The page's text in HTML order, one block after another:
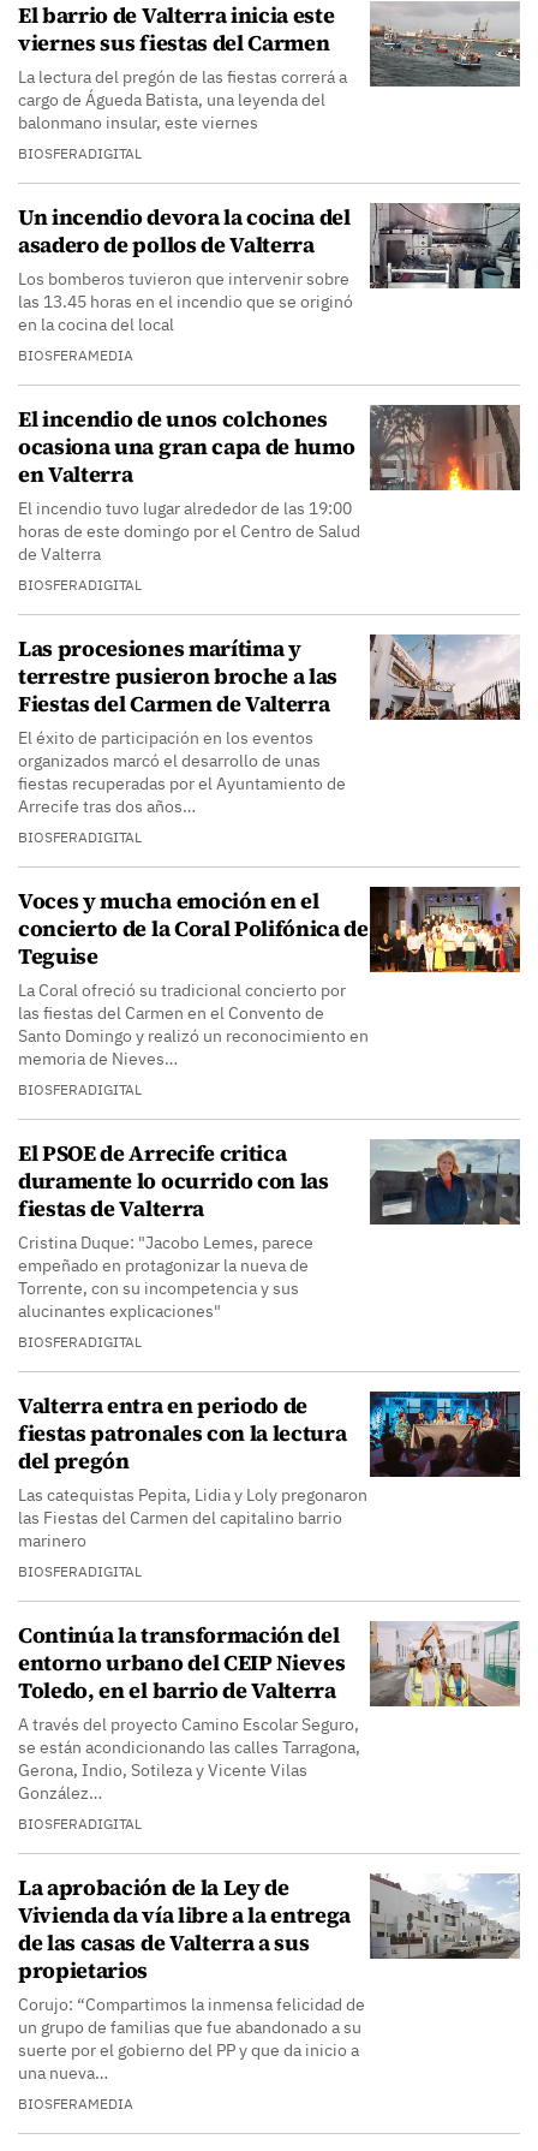
El barrio de Valterra inicia este
viernes sus fiestas del Carmen
La lectura del pregón de las fiestas correrá a
cargo de Águeda Batista, una leyenda del
balonmano insular, este viernes
BIOSFERADIGITAL
Un incendio devora la cocina del
asadero de pollos de Valterra
Los bomberos tuvieron que intervenir sobre
las 13.45 horas en el incendio que se originó
en la cocina del local
BIOSFERAMEDIA
El incendio de unos colchones
ocasiona una gran capa de humo
en Valterra
El incendio tuvo lugar alrededor de las 19:00
horas de este domingo por el Centro de Salud
de Valterra
BIOSFERADIGITAL
Las procesiones marítima y
terrestre pusieron broche a las
Fiestas del Carmen de Valterra
El éxito de participación en los eventos
organizados marcó el desarrollo de unas
fiestas recuperadas por el Ayuntamiento de
Arrecife tras dos años…
BIOSFERADIGITAL
Voces y mucha emoción en el
concierto de la Coral Polifónica de
Teguise
La Coral ofreció su tradicional concierto por
las fiestas del Carmen en el Convento de
Santo Domingo y realizó un reconocimiento en
memoria de Nieves…
BIOSFERADIGITAL
El PSOE de Arrecife critica
duramente lo ocurrido con las
fiestas de Valterra
Cristina Duque: "Jacobo Lemes, parece
empeñado en protagonizar la nueva de
Torrente, con su incompetencia y sus
alucinantes explicaciones"
BIOSFERADIGITAL
Valterra entra en periodo de
fiestas patronales con la lectura
del pregón
Las catequistas Pepita, Lidia y Loly pregonaron
las Fiestas del Carmen del capitalino barrio
marinero
BIOSFERADIGITAL
Continúa la transformación del
entorno urbano del CEIP Nieves
Toledo, en el barrio de Valterra
A través del proyecto Camino Escolar Seguro,
se están acondicionando las calles Tarragona,
Gerona, Indio, Sotileza y Vicente Vilas
González…
BIOSFERADIGITAL
La aprobación de la Ley de
Vivienda da vía libre a la entrega
de las casas de Valterra a sus
propietarios
Corujo: “Compartimos la inmensa felicidad de
un grupo de familias que fue abandonado a su
suerte por el gobierno del PP y que da inicio a
una nueva…
BIOSFERAMEDIA